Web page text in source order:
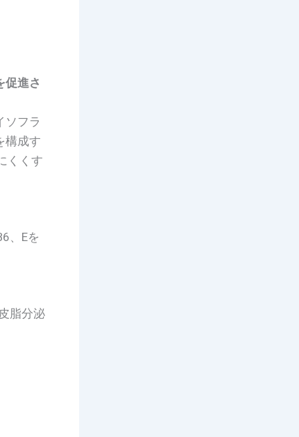
促進さ
ソフラ
構成す
くくす
、Eを
脂分泌